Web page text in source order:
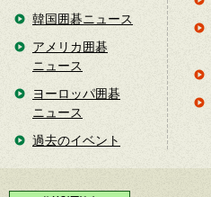
韓国囲碁ニュース
アメリカ囲碁
ニュース
ヨーロッパ囲碁
ニュース
過去のイベント